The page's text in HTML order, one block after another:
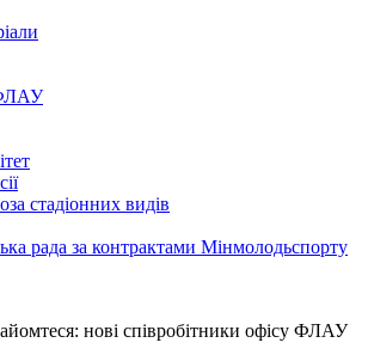
стадіонних видів
рада за контрактами Мінмолодьспорту
нові співробітники офісу ФЛАУ